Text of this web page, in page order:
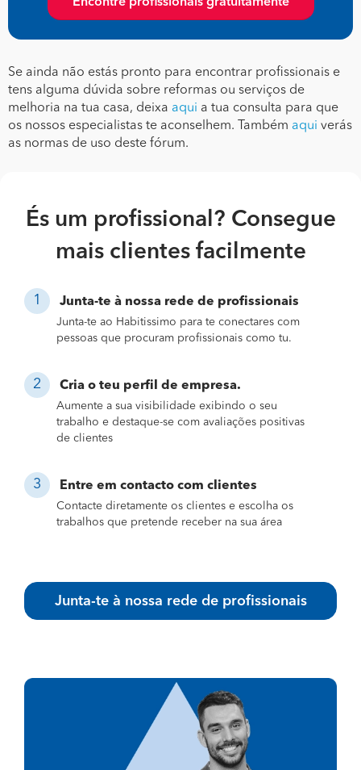
Se ainda não estás pronto para encontrar profissionais e
tens alguma dúvida sobre reformas ou serviços de
melhoria na tua casa, deixa aqui a tua consulta para que
os nossos especialistas te aconselhem. Também aqui verás
as normas de uso deste fórum.
És um profissional? Consegue
mais clientes facilmente
Junta-te à nossa rede de profissionais
Junta-te ao Habitissimo para te conectares com
pessoas que procuram profissionais como tu.
Cria o teu perfil de empresa.
Aumente a sua visibilidade exibindo o seu
trabalho e destaque-se com avaliações positivas
de clientes
Entre em contacto com clientes
Contacte diretamente os clientes e escolha os
trabalhos que pretende receber na sua área
Junta-te à nossa rede de profissionais